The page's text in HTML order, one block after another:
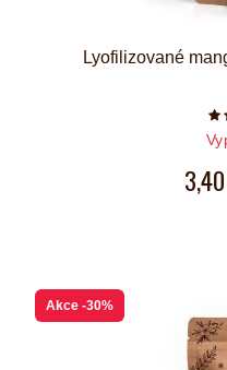
Lyofilizované
Akce -30%